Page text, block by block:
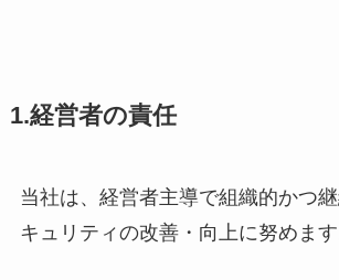
1.経営者の責任
当社は、経営者主導で組織的かつ
キュリティの改善・向上に努めます